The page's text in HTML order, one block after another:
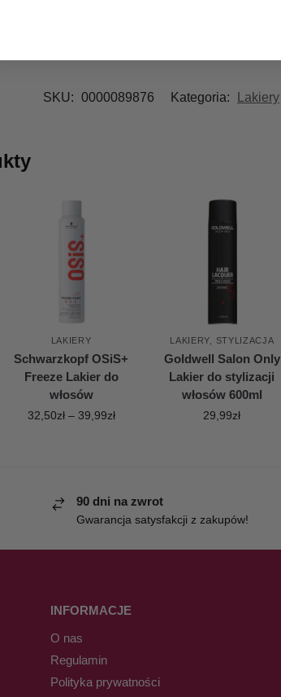
SKU: 0000089876 Kategoria: Lakiery
LAKIERY
Schwarzkopf OSiS+
Freeze Lakier do
włosów
32,50zł – 39,99zł
LAKIERY STYLIZACJA
Goldwell Salon Only
Lakier do stylizacji
włosów 600ml
29,99zł
90 dni na zwrot
Gwarancja satysfakcji z zakupów!
INFORMACJE
O nas
Regulamin
Polityka prywatności